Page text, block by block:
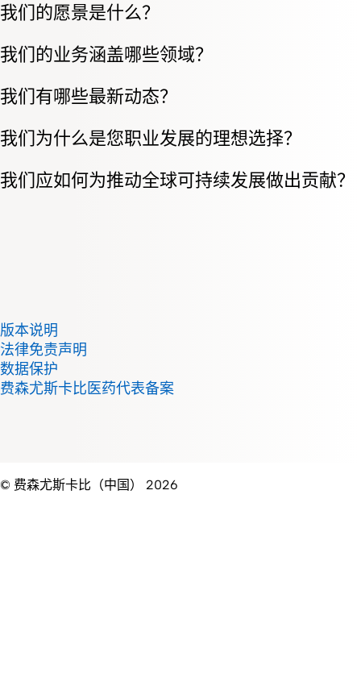
我们的愿景是什么？
我们的业务涵盖哪些领域？
我们有哪些最新动态？
我们为什么是您职业发展的理想选择？
我们应如何为推动全球可持续发展做出贡献？
版本说明
法律免责声明
数据保护
费森尤斯卡比医药代表备案
© 费森尤斯卡比（中国） 2026